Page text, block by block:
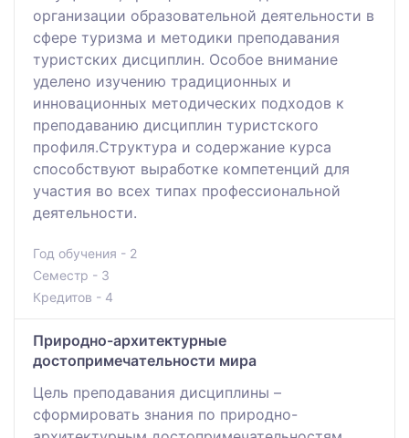
организации образовательной деятельности в
сфере туризма и методики преподавания
туристских дисциплин. Особое внимание
уделено изучению традиционных и
инновационных методических подходов к
преподаванию дисциплин туристского
профиля.Структура и содержание курса
способствуют выработке компетенций для
участия во всех типах профессиональной
деятельности.
Год обучения - 2
Семестр - 3
Кредитов - 4
Природно-архитектурные
достопримечательности мира
Цель преподавания дисциплины –
сформировать знания по природно-